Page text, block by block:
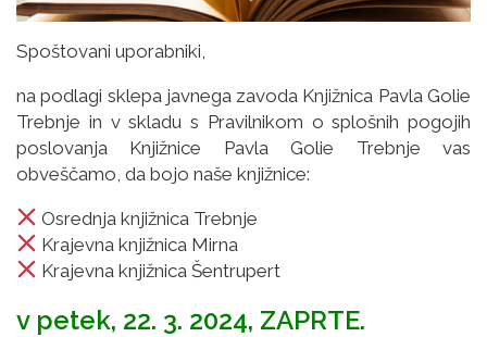
Spoštovani uporabniki,
na podlagi sklepa javnega zavoda Knjižnica Pavla Golie
Trebnje in v skladu s Pravilnikom o splošnih pogojih
poslovanja Knjižnice Pavla Golie Trebnje vas
obveščamo, da bojo naše knjižnice:
Osrednja knjižnica Trebnje
Krajevna knjižnica Mirna
Krajevna knjižnica Šentrupert
v petek, 22. 3. 2024, ZAPRTE.